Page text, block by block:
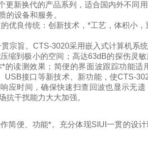
更新换代的产品系列，适合国内外不同
的设备和服务。
良传统：创新技术，*工艺，体积小，
旨。CTS-3020采用嵌入式计算机系
缩到极小的空间；高达63dB的探伤灵
读测效果；简便的界面波跟踪功能适
接口等新技术、新功能，使CTS-
应时间，确保快速扫查回波也显示无
抗干扰能力大大加强。
便、功能*。充分体现SIUI一贯的设计